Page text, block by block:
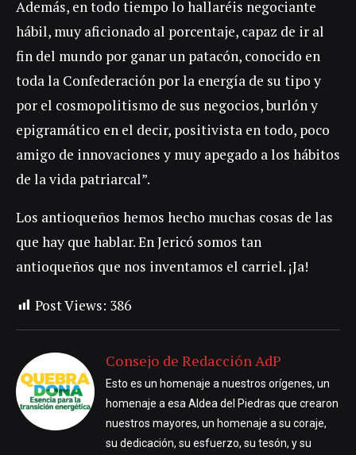
Además, en todo tiempo lo hallaréis negociante
hábil, muy aficionado al porcentaje, capaz de ir al
fin del mundo por ganar un patacón, conocido en
toda la Confederación por la energía de su tipo y
por el cosmopolitismo de sus negocios, burlón y
epigramático en el decir, positivista en todo, poco
amigo de innovaciones y muy apegado a los hábitos
de la vida patriarcal”.
Los antioqueños hemos hecho muchas cosas de las
que hay que hablar. En Jericó somos tan
antioqueños que nos inventamos el carriel. ¡Ja!
Post Views: 386
Consejo de Redacción AdP
Esto es un homenaje a nuestros orígenes, un
homenaje a esa Aldea del Piedras que crearon
nuestros mayores, un homenaje a su coraje,
su dedicación, su esfuerzo, su tesón, y su